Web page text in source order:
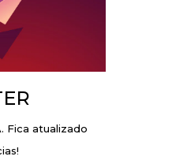
Fica atualizado